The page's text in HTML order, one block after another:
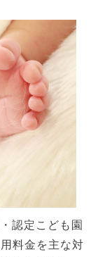
認定こども園
料金を主な対